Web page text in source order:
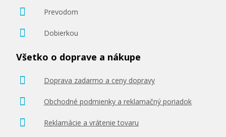
HP 126a, HP CE312A (Žltý)
Prevodom
Dobierkou
Všetko o doprave a nákupe
Doprava zadarmo a ceny dopravy
Obchodné podmienky a reklamačný poriadok
Reklamácie a vrátenie tovaru